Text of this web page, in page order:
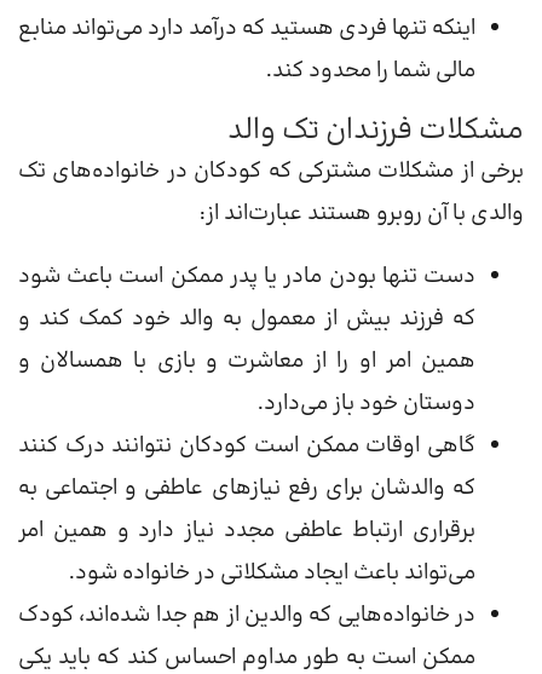
اینکه تنها فردی هستید که درآمد دارد می‌تواند منابع
مالی شما را محدود کند.
مشکلات فرزندان تک والد
برخی از مشکلات مشترکی که کودکان در خانواده‌های تک
والدی با آن روبرو هستند عبارت‌اند از:
دست تنها بودن مادر یا پدر ممکن است باعث شود
که فرزند بیش از معمول به والد خود کمک کند و
همین امر او را از معاشرت و بازی با همسالان و
دوستان خود باز می‌دارد.
گاهی اوقات ممکن است کودکان نتوانند درک کنند
که والدشان برای رفع نیازهای عاطفی و اجتماعی به
برقراری ارتباط عاطفی مجدد نیاز دارد و همین امر
می‌تواند باعث ایجاد مشکلاتی در خانواده شود.
در خانواده‌هایی که والدین از هم جدا شده‌اند، کودک
ممکن است به طور مداوم احساس کند که باید یکی